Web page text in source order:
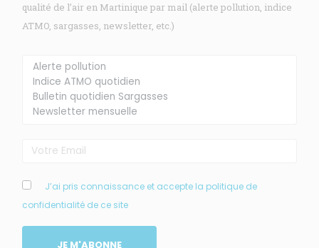
qualité de l’air en Martinique par mail (alerte pollution, indice
ATMO, sargasses, newsletter, etc.)
J’ai pris connaissance et accepte la politique de
confidentialité de ce site
JE M'ABONNE
Membre de Agréé par
MENU